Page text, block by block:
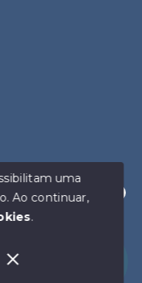
para te ajudar.
IMÓVEIS -
uma
Ao continuar,
.